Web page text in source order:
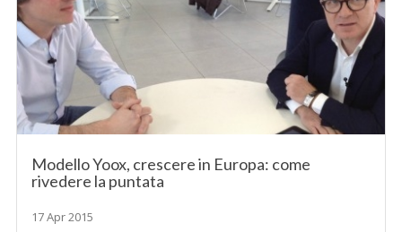
Modello Yoox, crescere in Europa: come
rivedere la puntata
17 Apr 2015